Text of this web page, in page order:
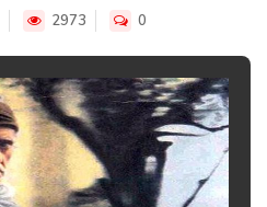
2973 0